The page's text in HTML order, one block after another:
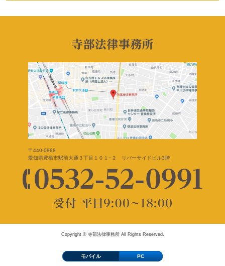
〒440-0888
愛知県豊橋市駅前大通３丁目１０１−２ リバーサイドビル3階
Copyright © 寺部法律事務所 All Rights Reserved.
モバイル PC